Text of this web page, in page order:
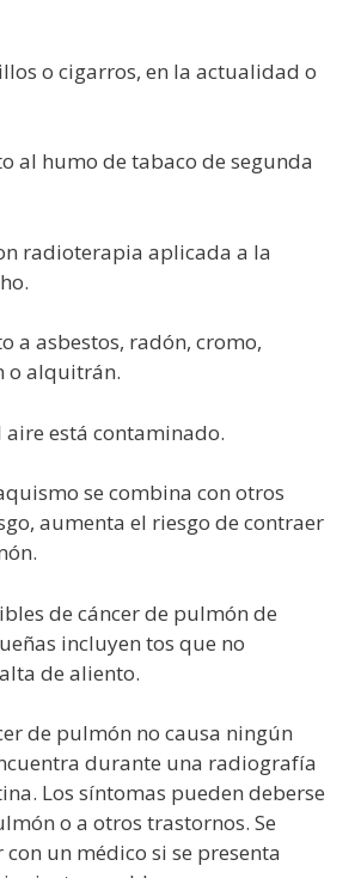
o cigarros, en la actualidad o
al humo de tabaco de segunda
radioterapia aplicada a la
a asbestos, radón, cromo,
o alquitrán.
aire está contaminado.
se combina con otros
aumenta el riesgo de contraer
de cáncer de pulmón de
incluyen tos que no
de aliento.
de pulmón no causa ningún
durante una radiografía
Los síntomas pueden deberse
o a otros trastornos. Se
un médico si se presenta